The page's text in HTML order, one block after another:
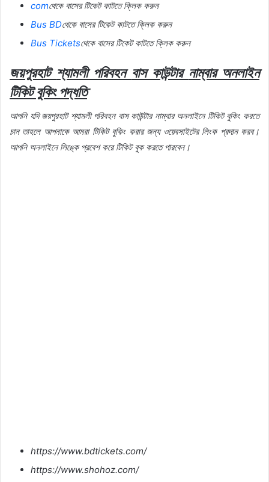
comথেকেবাসেরটিকেটকাটতেক্লিককরুন
Bus BDথেকেবাসেরটিকেটকাটতেক্লিককরুন
Bus Ticketsথেকেবাসেরটিকেটকাটতেক্লিককরুন
জয়পুরহাট শ্যামলীপরিবহন বাস কাউন্টার নাম্বার অনলাইন
টিকিটবুকিংপদ্ধতি
আপনি যদিজয়পুরহাট শ্যামলী পরিবহন বাসকাউন্টার নাম্বার অনলাইনে টিকিটবুকিং করতে
চান তাহলে আপনাকে আমরা টিকিট বুকিং করার জন্য ওয়েবসাইটের লিংক প্রদান করব।
আপনি অনলাইনেলিঙ্কে প্রবেশকরেটিকিটবুককরতেপারবেন।
https://www.bdtickets.com/
https://www.shohoz.com/